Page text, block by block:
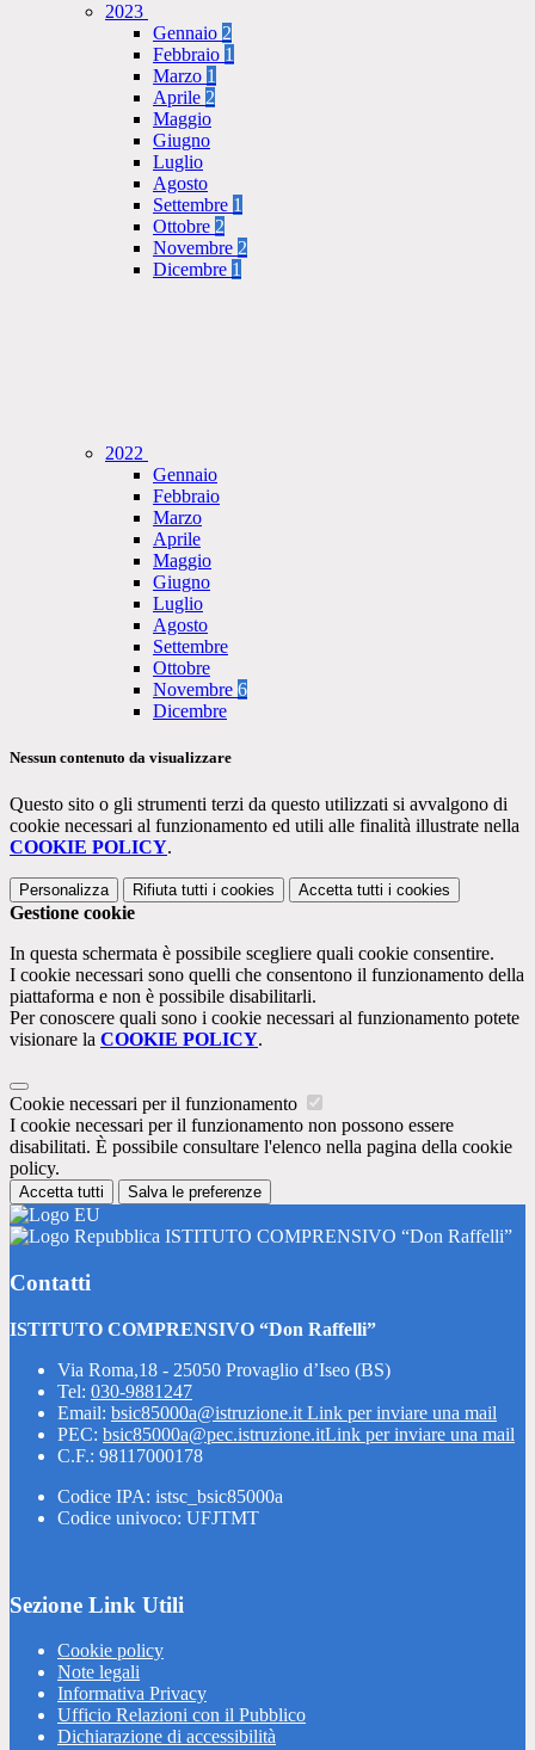
2023
Gennaio 2
Febbraio 1
Marzo 1
Aprile 2
Maggio
Giugno
Luglio
Agosto
Settembre 1
Ottobre 2
Novembre 2
Dicembre 1
2022
Gennaio
Febbraio
Marzo
Aprile
Maggio
Giugno
Luglio
Agosto
Settembre
Ottobre
Novembre 6
Dicembre
Nessun contenuto da visualizzare
Questo sito o gli strumenti terzi da questo utilizzati si avvalgono di
cookie necessari al funzionamento ed utili alle finalità illustrate nella
COOKIE POLICY.
Personalizza Rifiuta tutti i cookies Accetta tutti i cookies
Gestione cookie
In questa schermata è possibile scegliere quali cookie consentire.
I cookie necessari sono quelli che consentono il funzionamento della
piattaforma e non è possibile disabilitarli.
Per conoscere quali sono i cookie necessari al funzionamento potete
visionare la COOKIE POLICY.
Cookie necessari per il funzionamento
I cookie necessari per il funzionamento non possono essere
disabilitati. È possibile consultare l'elenco nella pagina della cookie
policy.
Accetta tutti Salva le preferenze
ISTITUTO COMPRENSIVO “Don Raffelli”
Contatti
ISTITUTO COMPRENSIVO “Don Raffelli”
Via Roma,18 - 25050 Provaglio d’Iseo (BS)
Tel: 030-9881247
Email: bsic85000a@istruzione.it Link per inviare una mail
PEC: bsic85000a@pec.istruzione.itLink per inviare una mail
C.F.: 98117000178
Codice IPA: istsc_bsic85000a
Codice univoco: UFJTMT
Sezione Link Utili
Cookie policy
Note legali
Informativa Privacy
Ufficio Relazioni con il Pubblico
Dichiarazione di accessibilità